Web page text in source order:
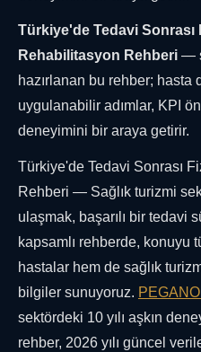
Türkiye'de Tedavi Sonrası
Rehabilitasyon Rehberi —
hazırlanan bu rehber;
uygulanabilir adımlar, KPI
deneyimini bir araya getirir.
Türkiye'de Tedavi Sonrası
Rehberi — Sağlık turizmi
ulaşmak, başarılı bir tedavi
kapsamlı rehberde, konuyu
hastalar hem de sağlık
bilgiler sunuyoruz.
sektördeki 10 yılı aşkın
rehber, 2026 yılı güncel